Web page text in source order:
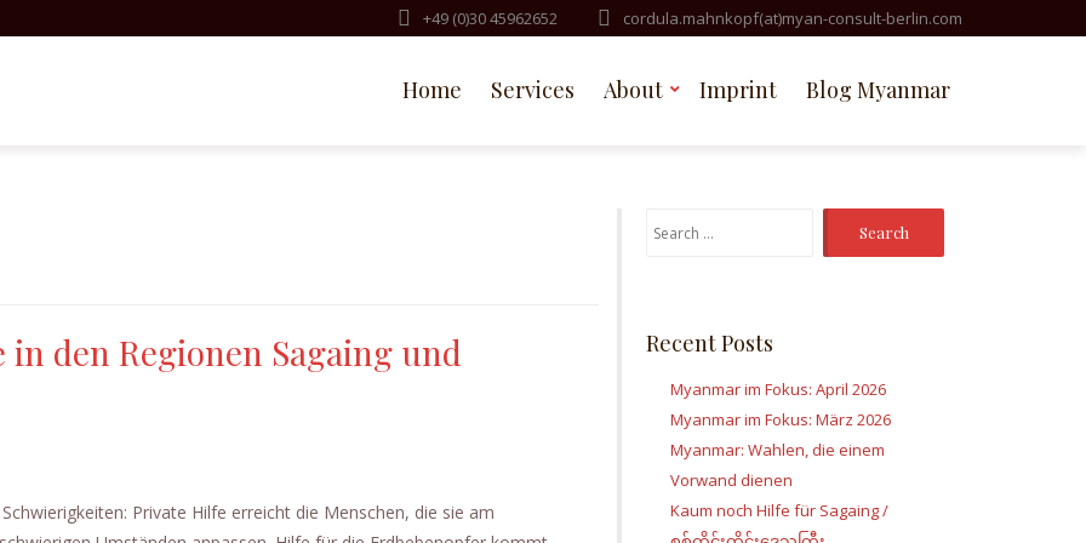
+49 (0)30 45962652 cordula.mahnkopf(at)myan-consult-berlin.com
Home Services About Imprint Blog Myanmar
den Regionen Sagaing und
Private Hilfe erreicht die Menschen, die sie am
Search
Recent Posts
Myanmar im Fokus: April 2026
Myanmar im Fokus: März 2026
Myanmar: Wahlen, die einem
Vorwand dienen
Kaum noch Hilfe für Sagaing /